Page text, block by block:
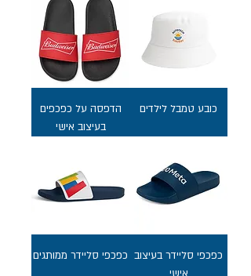
כובע טמבל לילדים
הדפסה על כפכפים
בעיצוב אישי
כפכפי סליידר בעיצוב כפכפי סליידר ממותגים